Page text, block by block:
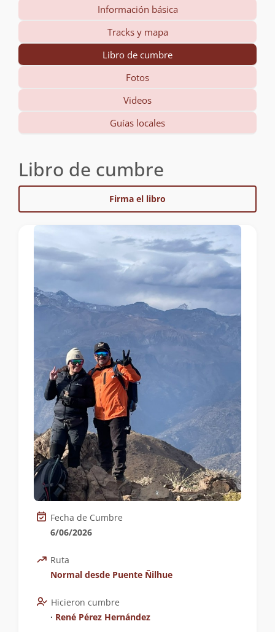
Información básica
Tracks y mapa
Libro de cumbre
Fotos
Videos
Guías locales
Libro de cumbre
Firma el libro
Fecha de Cumbre
6/06/2026
Ruta
Normal desde Puente Ñilhue
Hicieron cumbre
∙ René Pérez Hernández